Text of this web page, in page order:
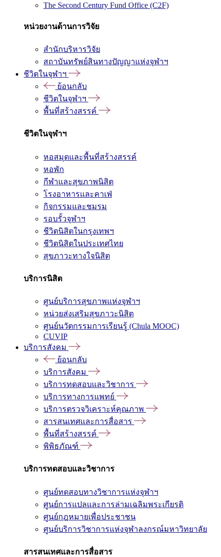
The Second Century Fund Office (C2F)
หน่วยงานด้านการวิจัย
สำนักบริหารวิจัย
สถาบันทรัพย์สินทางปัญญาแห่งจุฬาฯ
ชีวิตในจุฬาฯ
ย้อนกลับ
ชีวิตในจุฬาฯ
พื้นที่สร้างสรรค์
ชีวิตในจุฬาฯ
หอสมุดและพื้นที่สร้างสรรค์
หอพัก
กีฬาและสุขภาพนิสิต
โรงอาหารและคาเฟ่
กิจกรรมและชมรม
รอบรั้วจุฬาฯ
ชีวิตนิสิตในกรุงเทพฯ
ชีวิตนิสิตในประเทศไทย
สุขภาวะทางใจนิสิต
บริการนิสิต
ศูนย์บริการสุขภาพแห่งจุฬาฯ
หน่วยส่งเสริมสุขภาวะนิสิต
ศูนย์นวัตกรรมการเรียนรู้ (Chula MOOC)
CUVIP
บริการสังคม
ย้อนกลับ
บริการสังคม
บริการทดสอบและวิชาการ
บริการทางการแพทย์
บริการตรวจวิเคราะห์คุณภาพ
สารสนเทศและการสื่อสาร
พื้นที่สร้างสรรค์
พิพิธภัณฑ์
บริการทดสอบและวิชาการ
ศูนย์ทดสอบทางวิชาการแห่งจุฬาฯ
ศูนย์การแปลและการล่ามเฉลิมพระเกียรติ
ศูนย์กฎหมายเพื่อประชาชน
ศูนย์บริการวิชาการแห่งจุฬาลงกรณ์มหาวิทยาลัย
สารสนเทศและการสื่อสาร